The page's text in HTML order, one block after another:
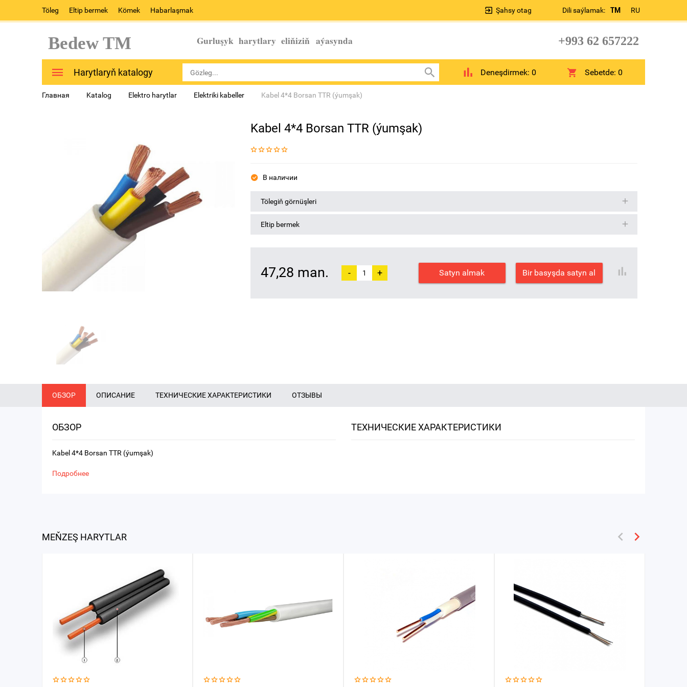
Töleg Eltip bermek Kömek Habarlaşmak Dili saýlamak: TM RU
Şahsy otag
Bedew TM Gurluşyk harytlary eliňiziň aýasynda +993 62 657222
Harytlaryň katalogy Deneşdirmek: 0 Sebetde:0
Главная Katalog Elektro harytlar Elektriki kabeller Kabel 4*4 Borsan TTR (ýumşak)
Kabel 4*4 Borsan TTR (ýumşak)
В наличии
Tölegiň görnüşleri
Eltip bermek
47,28 man. - + Satyn almak Bir basyşda satyn al
ОБЗОР ОПИСАНИЕ ТЕХНИЧЕСКИЕ ХАРАКТЕРИСТИКИ ОТЗЫВЫ
ОБЗОР
Kabel 4*4 Borsan TTR (ýumşak)
Подробнее
ТЕХНИЧЕСКИЕ ХАРАКТЕРИСТИКИ
MEŇZEŞ HARYTLAR